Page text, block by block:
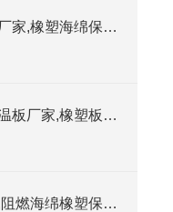
优质橡塑保温板厂家,橡塑海绵保温材料供货商
阻燃海绵橡塑保温板厂家,橡塑板厂家销售点
橡塑保温板厂家,阻燃海绵橡塑保温板厂家出售